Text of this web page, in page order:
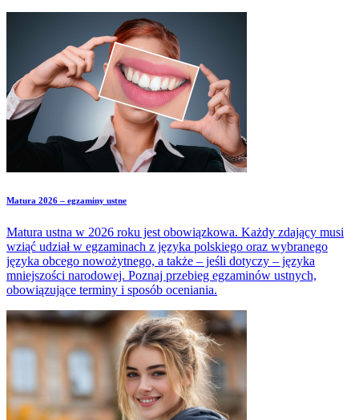
pisemnego na poziomie podstawowym, czy rozszerzonym.
Matura 2026 – egzaminy ustne
Matura ustna w 2026 roku jest obowiązkowa. Każdy zdający musi
wziąć udział w egzaminach z języka polskiego oraz wybranego
języka obcego nowożytnego, a także – jeśli dotyczy – języka
mniejszości narodowej. Poznaj przebieg egzaminów ustnych,
obowiązujące terminy i sposób oceniania.